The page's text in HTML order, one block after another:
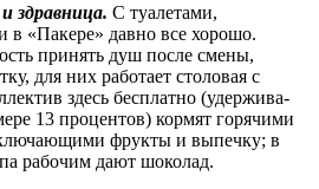
здравница. С туалетами,
в «Пакере» давно все хорошо.
при­нять душ после смены,
для них работает столовая с
здесь бесплатно (удержива­
13 про­центов) кормят горячими
фрукты и выпечку; в
рабочим дают шоколад.